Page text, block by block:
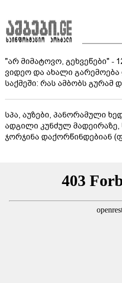
"არ მიმატოვო, გეხვეწები" -
ვიდეო და ახალი
საქმეში: რას ამბობს გურამ
სპა, აუზები, პანორამული
ადგილი კუნძულ
ჯორჯინა დაქორწინდებიან